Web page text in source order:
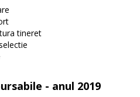
tineret
- anul 2019